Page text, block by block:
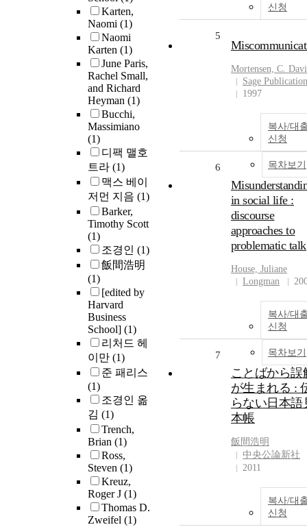
Karten,
Naomi (1)
Naomi
Karten (1)
June Paris,
Rachel Small,
and Richard
Heyman (1)
Bucchi,
Massimiano
(1)
디팩 맬호
트라 (1)
맥스 베이
저먼 지음 (1)
Barker,
Timothy Scott
(1)
조경인 (1)
飯間浩明
(1)
[edited by
Harvard
Business
School] (1)
리처드 헤
이만 (1)
준 패리스
(1)
조경인 옮
김 (1)
Trench,
Brian (1)
Ross,
Steven (1)
Kreuz,
Roger J (1)
Thomas D.
Zweifel (1)
신청
5
Mortensen, C.
Sage
1997
복사/대
신청
목차보기
6
in social life :
discourse
approaches to
problematic talk
House, Juliane
Longman
복사/대
신청
목차보기
7
ことばから誤
が生まれる :
らない日本語
本帳
飯間浩明
中央公論新社
2011
복사/대
신청